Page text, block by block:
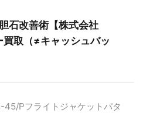
石改善術【株式会社
取（≠キャッシュバッ
45/Pフライトジャケットパタ